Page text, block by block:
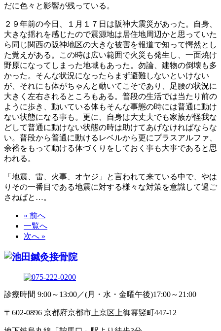
だに色々と影響が残っている。
２９年前の今日、１月１７日は阪神大震災があった。自身、
大きな揺れを感じたので震源地は居住地周辺かと思っていた
ら同じ関西の阪神地区の大きな被害を報道で知って愕然とし
た覚えがある。この時は広い範囲で火災も発生し、一面焼け
野原になってしまった地域もあった。勿論、建物の倒壊も多
かった。そんな状況になったらまず避難しないといけない
が、それにも体がちゃんと動いてこそであり、足腰の状況に
大きく左右されるところもある。普段の生活では当たり前の
ように歩き、動いている体もそんな事態の時には普通に動け
ない状態になる事も。更に、自身は大丈夫でも家族が怪我な
どして普通に動けない状態の時は助けてあげなければならな
い。普段から普通に動けるレベルから更にプラスアルファ、
余裕をもって動ける体づくりをしておく事も大事であると思
われる。
「地震、雷、火事、オヤジ」と言われて来ている中で、やは
りその一番目である地震に対する様々な対策を意識して過ご
さねばと…。
« 前へ
一覧へ
次へ »
診療時間 9:00～13:00／(月・水・金曜午後)17:00～21:00
〒602-0896 京都府京都市上京区上御霊竪町447-12